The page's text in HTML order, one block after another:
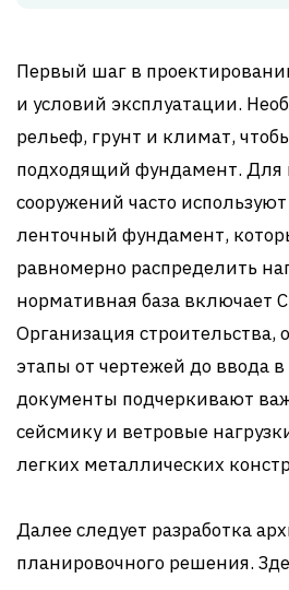
Первый шаг в
и условий эксплуатации.
рельеф, грунт и климат,
подходящий фундамент. Для
сооружений часто
ленточный фундамент,
равномерно распределить
нормативная база включает
Организация
этапы от чертежей до ввода
документы подчеркивают
сейсмику и ветровые
легких металлических
Далее следует разработка
планировочного решения.